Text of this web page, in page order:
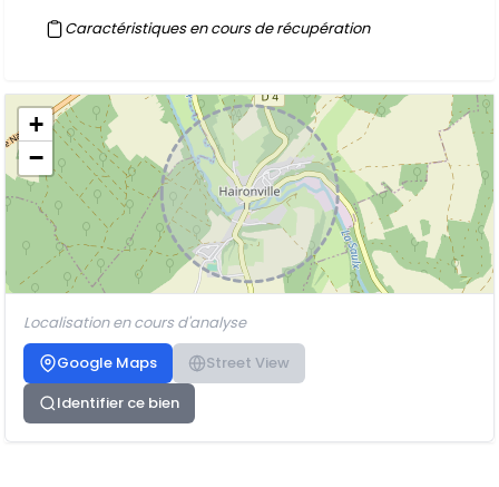
Caractéristiques en cours de récupération
+
−
Localisation en cours d'analyse
Google Maps
Street View
Identifier ce bien